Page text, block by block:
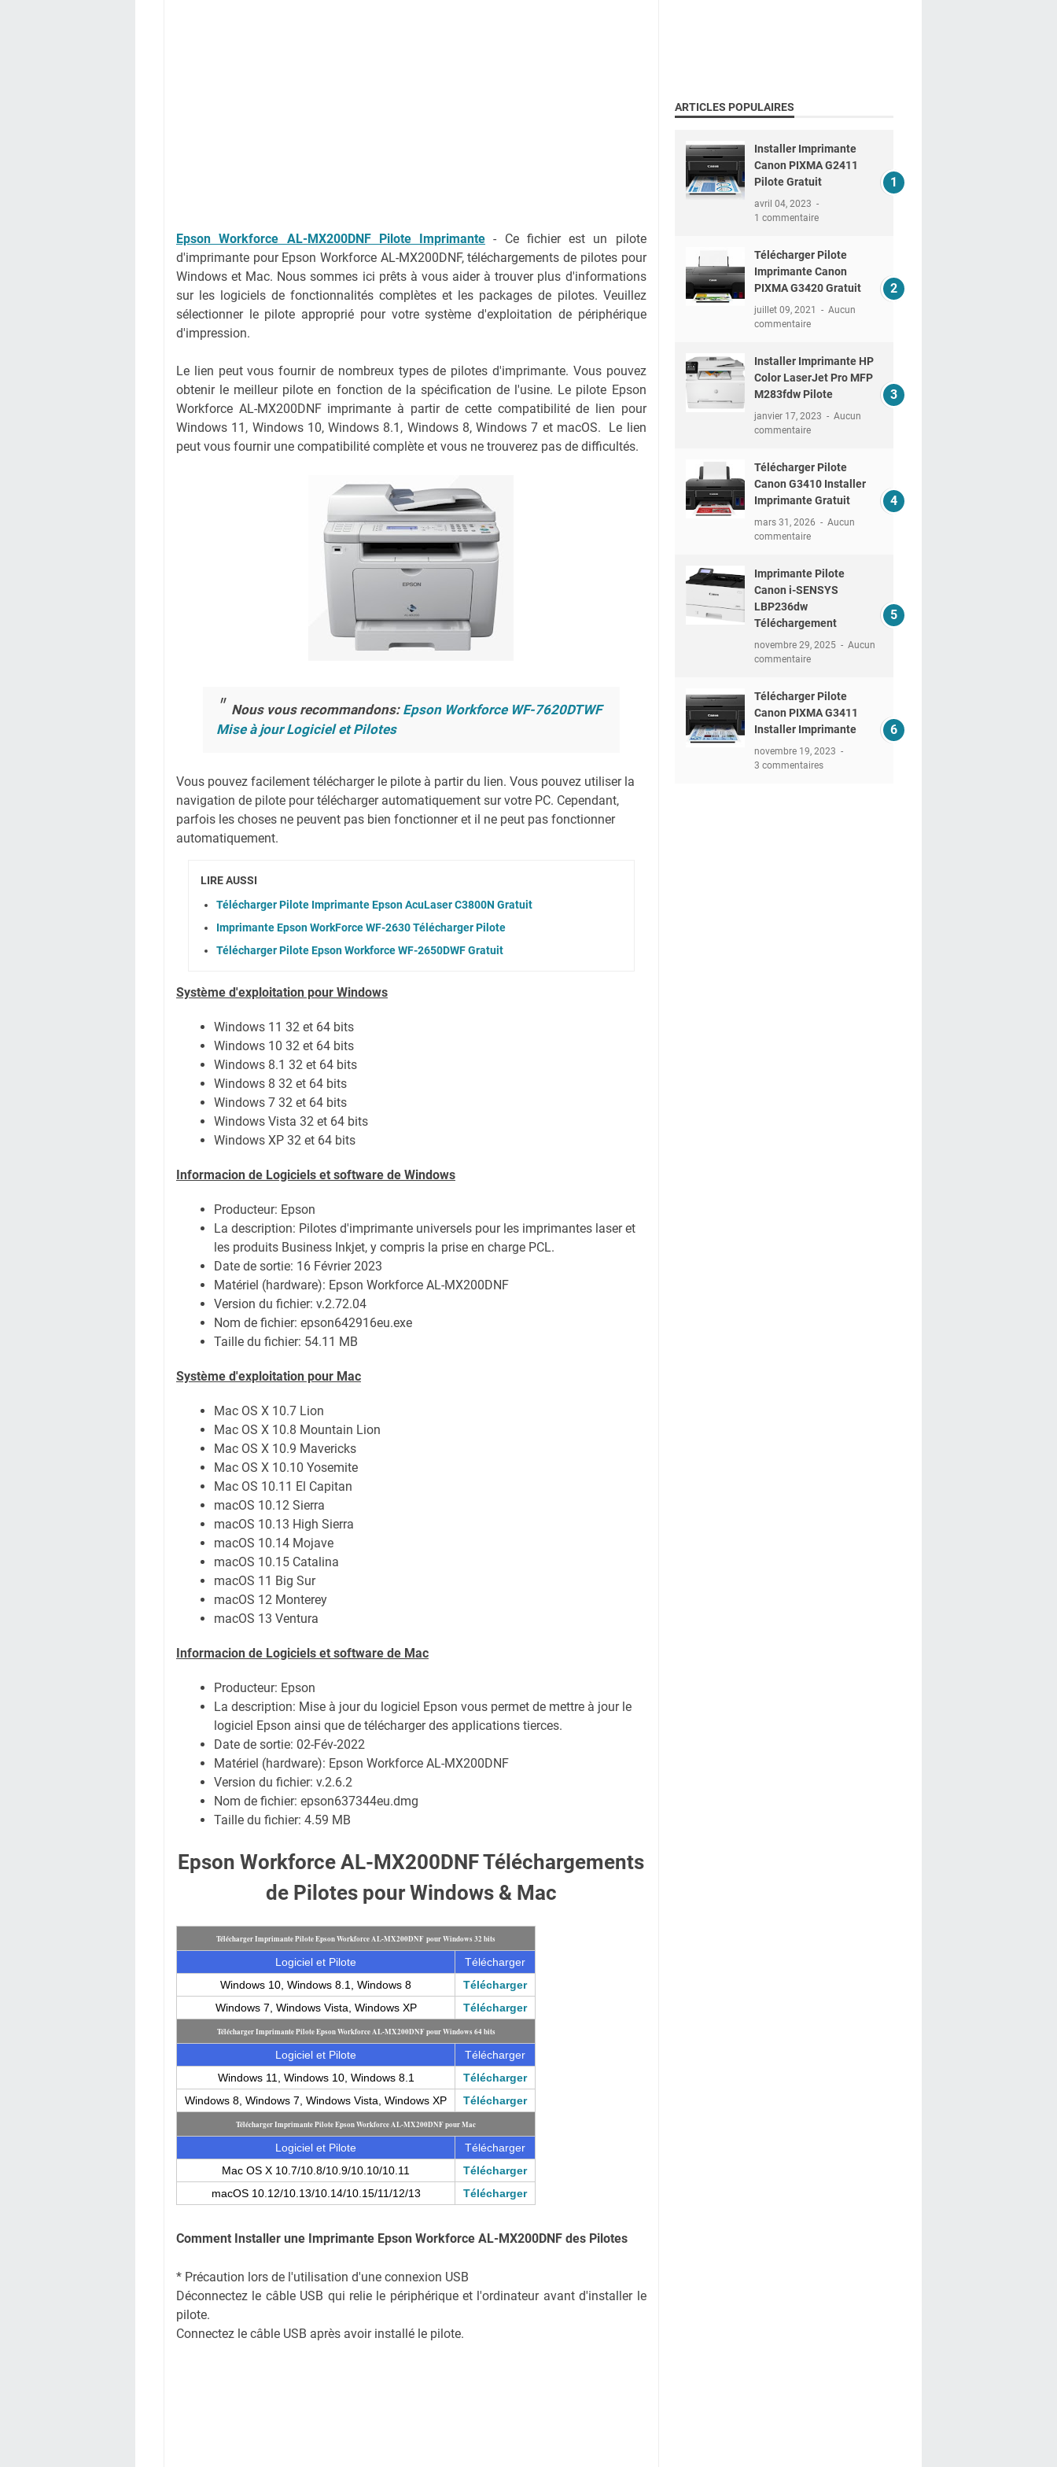
Epson Workforce AL-MX200DNF Pilote Imprimante - Ce fichier est un pilote
d'imprimante pour Epson Workforce AL-MX200DNF, téléchargements de pilotes pour
Windows et Mac. Nous sommes ici prêts à vous aider à trouver plus d'informations
sur les logiciels de fonctionnalités complètes et les packages de pilotes. Veuillez
sélectionner le pilote approprié pour votre système d'exploitation de périphérique
d'impression.
Le lien peut vous fournir de nombreux types de pilotes d'imprimante. Vous pouvez
obtenir le meilleur pilote en fonction de la spécification de l'usine. Le pilote Epson
Workforce AL-MX200DNF imprimante à partir de cette compatibilité de lien pour
Windows 11, Windows 10, Windows 8.1, Windows 8, Windows 7 et macOS. Le lien
peut vous fournir une compatibilité complète et vous ne trouverez pas de difficultés.
Nous vous recommandons: Epson Workforce WF-7620DTWF
Mise à jour Logiciel et Pilotes
Vous pouvez facilement télécharger le pilote à partir du lien. Vous pouvez utiliser la
navigation de pilote pour télécharger automatiquement sur votre PC. Cependant,
parfois les choses ne peuvent pas bien fonctionner et il ne peut pas fonctionner
automatiquement.
LIRE AUSSI
Télécharger Pilote Imprimante Epson AcuLaser C3800N Gratuit
Imprimante Epson WorkForce WF-2630 Télécharger Pilote
Télécharger Pilote Epson Workforce WF-2650DWF Gratuit
Système d'exploitation pour Windows
Windows 11 32 et 64 bits
Windows 10 32 et 64 bits
Windows 8.1 32 et 64 bits
Windows 8 32 et 64 bits
Windows 7 32 et 64 bits
Windows Vista 32 et 64 bits
Windows XP 32 et 64 bits
Informacion de Logiciels et software de Windows
Producteur: Epson
La description: Pilotes d'imprimante universels pour les imprimantes laser et
les produits Business Inkjet, y compris la prise en charge PCL.
Date de sortie: 16 Février 2023
Matériel (hardware): Epson Workforce AL-MX200DNF
Version du fichier: v.2.72.04
Nom de fichier: epson642916eu.exe
Taille du fichier: 54.11 MB
Système d'exploitation pour Mac
Mac OS X 10.7 Lion
Mac OS X 10.8 Mountain Lion
Mac OS X 10.9 Mavericks
Mac OS X 10.10 Yosemite
Mac OS 10.11 El Capitan
macOS 10.12 Sierra
macOS 10.13 High Sierra
macOS 10.14 Mojave
macOS 10.15 Catalina
macOS 11 Big Sur
macOS 12 Monterey
macOS 13 Ventura
Informacion de Logiciels et software de Mac
Producteur: Epson
La description: Mise à jour du logiciel Epson vous permet de mettre à jour le
logiciel Epson ainsi que de télécharger des applications tierces.
Date de sortie: 02-Fév-2022
Matériel (hardware): Epson Workforce AL-MX200DNF
Version du fichier: v.2.6.2
Nom de fichier: epson637344eu.dmg
Taille du fichier: 4.59 MB
Epson Workforce AL-MX200DNF Téléchargements
de Pilotes pour Windows & Mac
Télécharger Imprimante Pilote Epson Workforce AL-MX200DNF pour Windows 32 bits
Logiciel et Pilote
Télécharger
Windows 10, Windows 8.1, Windows 8
Télécharger
Windows 7, Windows Vista, Windows XP
Télécharger
Télécharger Imprimante Pilote Epson Workforce AL-MX200DNF pour Windows 64 bits
Logiciel et Pilote
Télécharger
Windows 11, Windows 10, Windows 8.1
Télécharger
Windows 8, Windows 7, Windows Vista, Windows XP
Télécharger
Télécharger Imprimante Pilote Epson Workforce AL-MX200DNF pour Mac
Logiciel et Pilote
Télécharger
Mac OS X 10.7/10.8/10.9/10.10/10.11
Télécharger
macOS 10.12/10.13/10.14/10.15/11/12/13
Télécharger
Comment Installer une Imprimante Epson Workforce AL-MX200DNF des Pilotes
* Précaution lors de l'utilisation d'une connexion USB
Déconnectez le câble USB qui relie le périphérique et l'ordinateur avant d'installer le
pilote.
Connectez le câble USB après avoir installé le pilote.
ARTICLES POPULAIRES
Installer Imprimante
Canon PIXMA G2411
Pilote Gratuit
avril 04, 2023
1 commentaire
Télécharger Pilote
Imprimante Canon
PIXMA G3420 Gratuit
juillet 09, 2021
Aucun
commentaire
Installer Imprimante HP
Color LaserJet Pro MFP
M283fdw Pilote
janvier 17, 2023
Aucun
commentaire
Télécharger Pilote
Canon G3410 Installer
Imprimante Gratuit
mars 31, 2026
Aucun
commentaire
Imprimante Pilote
Canon i-SENSYS
LBP236dw
Téléchargement
novembre 29, 2025
Aucun
commentaire
Télécharger Pilote
Canon PIXMA G3411
Installer Imprimante
novembre 19, 2023
3 commentaires